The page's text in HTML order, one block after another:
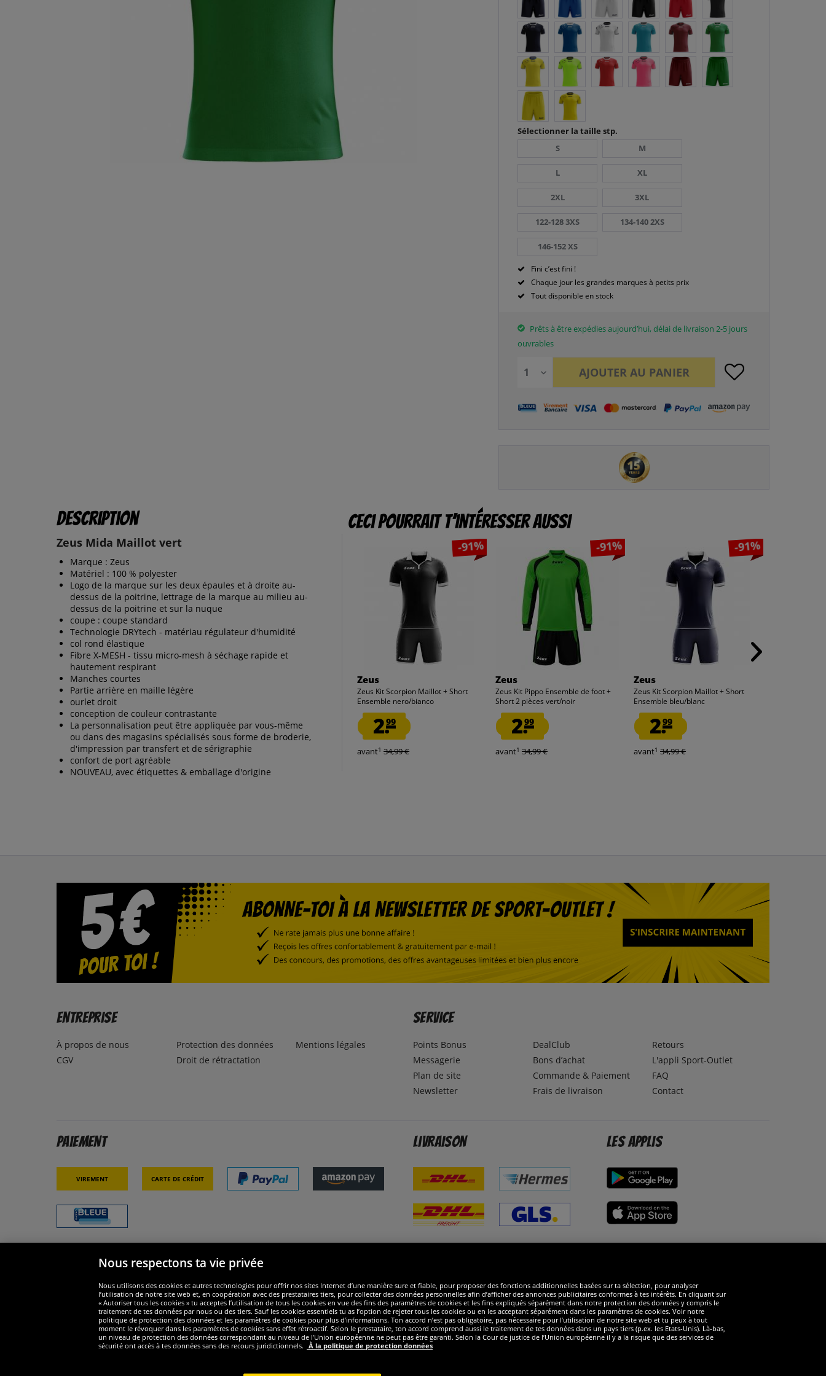
Sélectionner la taille stp.
S
M
L XL
2XL 3XL
122-128 3XS 134-140 2XS
146-152 XS
Fini c’est fini !
Chaque jour les grandes marques à petits prix
Tout disponible en stock
Prêts à être expédies aujourd’hui, délai de livraison 2-5 jours
ouvrables
AJOUTER AU PANIER
Description
Zeus Mida Maillot vert
Marque : Zeus
Matériel : 100 % polyester
Logo de la marque sur les deux épaules et à droite au-
dessus de la poitrine, lettrage de la marque au milieu au-
dessus de la poitrine et sur la nuque
coupe : coupe standard
Technologie DRYtech - matériau régulateur d'humidité
col rond élastique
Fibre X-MESH - tissu micro-mesh à séchage rapide et
hautement respirant
Manches courtes
Partie arrière en maille légère
ourlet droit
conception de couleur contrastante
La personnalisation peut être appliquée par vous-même
ou dans des magasins spécialisés sous forme de broderie,
d'impression par transfert et de sérigraphie
confort de port agréable
NOUVEAU, avec étiquettes & emballage d'origine
Ceci pourrait t’intéresser aussi
-91%
Zeus
Zeus Kit Scorpion Maillot + Short
Ensemble nero/bianco
2.99
avant1 34,99 €
-91%
Zeus
Zeus Kit Pippo Ensemble de foot +
Short 2 pièces vert/noir
2.99
avant1 34,99 €
-91%
Zeus
Zeus Kit Scorpion Maillot + Short
Ensemble bleu/blanc
2.99
avant1 34,99 €
Entreprise
À propos de nous
CGV
Protection des données
Droit de rétractation
Mentions légales
Service
Points Bonus
Messagerie
Plan de site
Newsletter
DealClub
Bons d’achat
Commande & Paiement
Frais de livraison
Retours
L'appli Sport-Outlet
FAQ
Contact
Paiement
Virement Carte de crédit
Livraison Les applis
Widerruf
Nous respectons ta vie privée
Nous utilisons des cookies et autres technologies pour offrir nos sites Internet d’une manière sure et fiable, pour proposer des fonctions additionnelles basées sur ta sélection, pour analyser
l’utilisation de notre site web et, en coopération avec des prestataires tiers, pour collecter des données personnelles afin d’afficher des annonces publicitaires conformes à tes intérêts. En cliquant sur
« Autoriser tous les cookies » tu acceptes l’utilisation de tous les cookies en vue des fins des paramètres de cookies et les fins expliqués séparément dans notre protection des données y compris le
traitement de tes données par nous ou des tiers. Sauf les cookies essentiels tu as l’option de rejeter tous les cookies ou en les acceptant séparément dans les paramètres de cookies. Voir notre
politique de protection des données et les paramètres de cookies pour plus d’informations. Ton accord n’est pas obligatoire, pas nécessaire pour l’utilisation de notre site web et tu peux à tout
moment le révoquer dans les paramètres de cookies sans effet rétroactif. Selon le prestataire, ton accord comprend aussi le traitement de tes données dans un pays tiers (p.ex. les Etats-Unis). Là-bas,
un niveau de protection des données correspondant au niveau de l’Union européenne ne peut pas être garanti. Selon la Cour de justice de l’Union européenne il y a la risque que des services de
sécurité ont accès à tes données sans des recours juridictionnels. À la politique de protection données